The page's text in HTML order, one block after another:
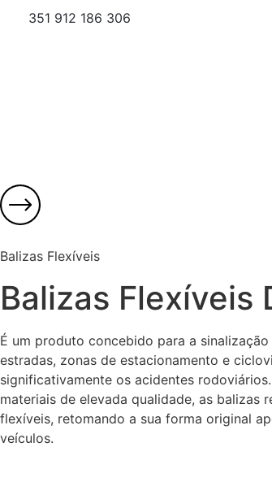
351 912 186 306
Balizas Flexíveis
Balizas Flexíveis
É um produto concebido para a
estradas, zonas de estacionamento e
significativamente os acidentes
materiais de elevada qualidade, as balizas
flexíveis, retomando a sua forma original
veículos.